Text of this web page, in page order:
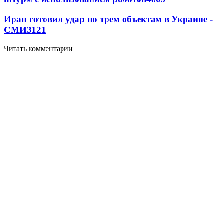
Иран готовил удар по трем объектам в Украине -
СМИ3121
Читать комментарии